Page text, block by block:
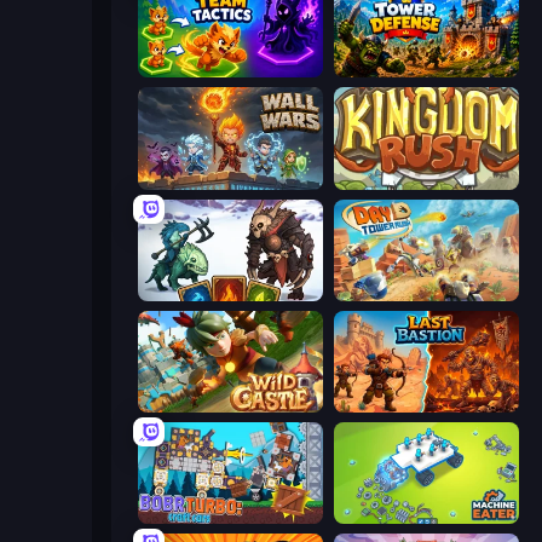
Merge Team Tactics Tower Defense
Wall Wars Kingdom Rush
Dark Stones: Card Battle RPG Day D Tower Rush
Wild Castle TD: Grow Empire Last Bastion
Bobr Turbo: Craft Cars Machine Eater